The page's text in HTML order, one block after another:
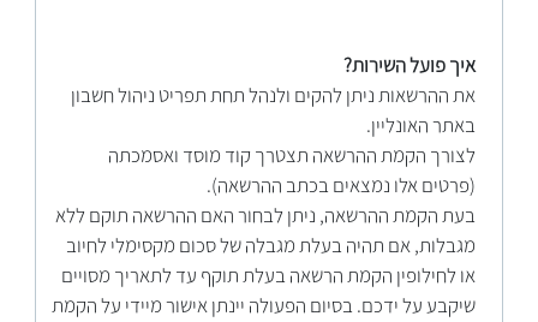
איך פועל השירות?
את ההרשאות ניתן להקים ולנהל תחת תפריט ניהול חשבון
באתר האונליין.
לצורך הקמת ההרשאה תצטרך קוד מוסד ואסמכתה
(פרטים אלו נמצאים בכתב ההרשאה).
בעת הקמת ההרשאה, ניתן לבחור האם ההרשאה תוקם ללא
מגבלות, אם תהיה בעלת מגבלה של סכום מקסימלי לחיוב
או לחילופין הקמת הרשאה בעלת תוקף עד לתאריך מסויים
שיקבע על ידכם. בסיום הפעולה יינתן אישור מיידי על הקמת